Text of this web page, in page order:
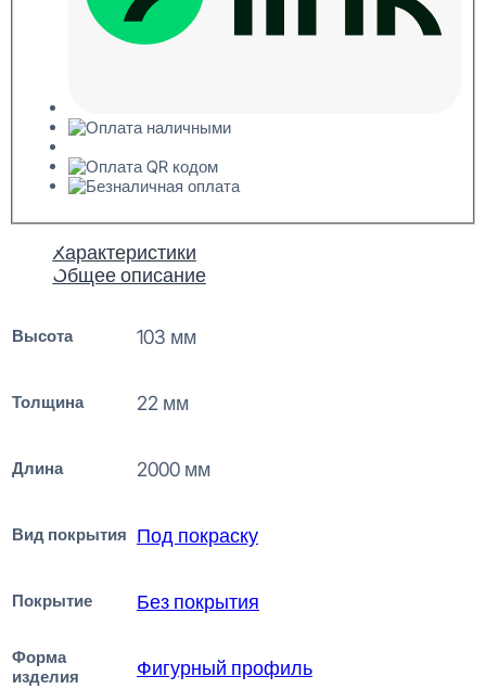
Характеристики
Общее описание
Высота 103 мм
Толщина 22 мм
Длина 2000 мм
Вид покрытия Под покраску
Покрытие Без покрытия
Форма
изделия
Фигурный профиль